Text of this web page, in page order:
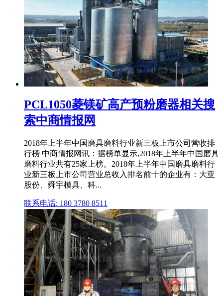
PCL1050菱镁矿高产预粉磨器相关搜
索中商情报网
2018年上半年中国磨具磨料行业新三板上市公司营收排
行榜 中商情报网讯：据榜单显示,2018年上半年中国磨具
磨料行业共有25家上榜。2018年上半年中国磨具磨料行
业新三板上市公司营业总收入排名前十的企业有：大亚
股份、舜宇模具、科...
联系电话: 180 3780 8511